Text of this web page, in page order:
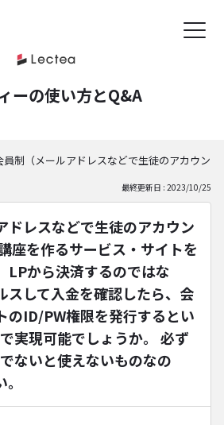
ーの使い方とQ&A
員制（メールアドレスなどで生徒のアカウン
最終更新日 : 2023/10/25
ドレスなどで生徒のアカウン
座を作るサービス・サイトを
LPから決済するのではな
スして入金を確認したら、会
のID/PW権限を発行するとい
実現可能でしょうか。 必ず
ないと使えないものなの